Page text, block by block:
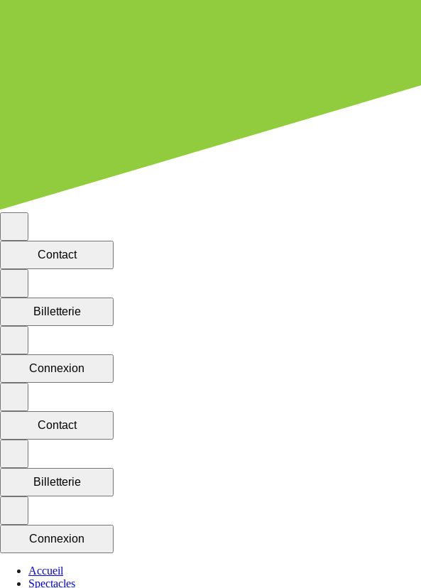
Contact
Billetterie
Connexion
Contact
Billetterie
Connexion
Accueil
Spectacles